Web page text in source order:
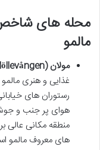
محله های شاخص
مالمو
مولان (Möllan – Möllevången):
غذایی و هنری
رستوران های
هوای پر جنب و
منطقه مکانی عالی
های معروف مالمو